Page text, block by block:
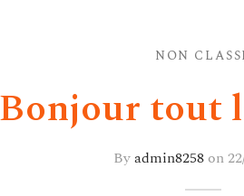
NON
Bonjour tout
Byadmin8258 on